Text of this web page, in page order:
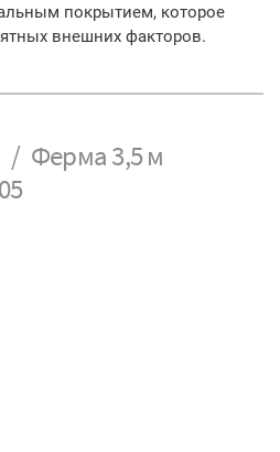
покрытием, которое
внешних факторов.
Ферма 3,5 м